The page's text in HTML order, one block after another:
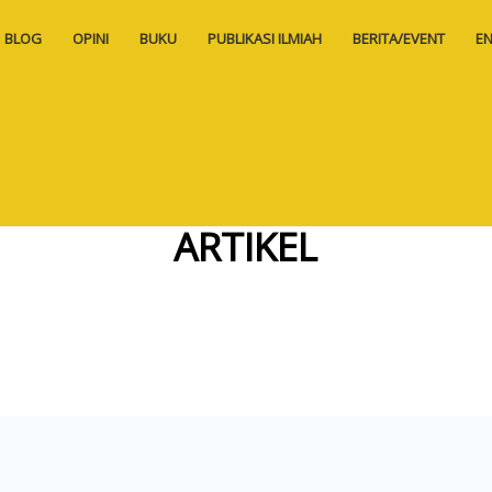
BLOG OPINI BUKU PUBLIKASI ILMIAH BERITA/EVENT
ARTIKEL